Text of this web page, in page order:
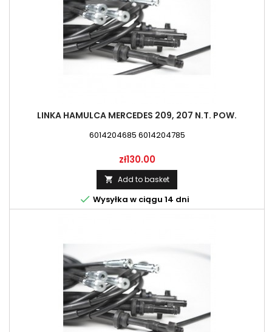
LINKA HAMULCA MERCEDES 209, 207 N.T. POW.
6014204685 6014204785
Price
zł130.00
 Add to basket
 Wysyłka w ciągu 14 dni